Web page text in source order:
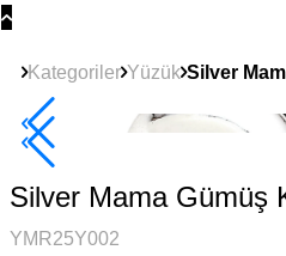
Kategoriler Yüzük Silver
Çok Satan
Silver Mama Gümüş
YMR25Y002